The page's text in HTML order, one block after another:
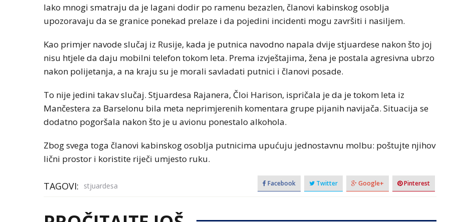
Iako mnogi smatraju da je lagani dodir po ramenu bezazlen, članovi kabinskog osoblja
upozoravaju da se granice ponekad prelaze i da pojedini incidenti mogu završiti i nasiljem.
Kao primjer navode slučaj iz Rusije, kada je putnica navodno napala dvije stjuardese nakon što joj
nisu htjele da daju mobilni telefon tokom leta. Prema izvještajima, žena je postala agresivna ubrzo
nakon polijetanja, a na kraju su je morali savladati putnici i članovi posade.
To nije jedini takav slučaj. Stjuardesa Rajanera, Čloi Harison, ispričala je da je tokom leta iz
Mančestera za Barselonu bila meta neprimjerenih komentara grupe pijanih navijača. Situacija se
dodatno pogoršala nakon što je u avionu ponestalo alkohola.
Zbog svega toga članovi kabinskog osoblja putnicima upućuju jednostavnu molbu: poštujte njihov
lični prostor i koristite riječi umjesto ruku.
TAGOVI: stjuardesa Facebook Twitter Google+ Pinterest